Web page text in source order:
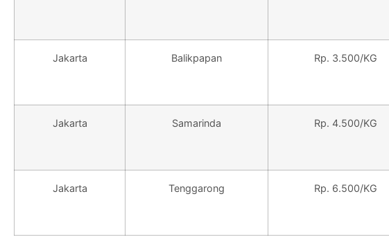
Jakarta Balikpapan Rp. 3.500/KG
Jakarta Samarinda Rp. 4.500/KG
Jakarta Tenggarong Rp. 6.500/KG